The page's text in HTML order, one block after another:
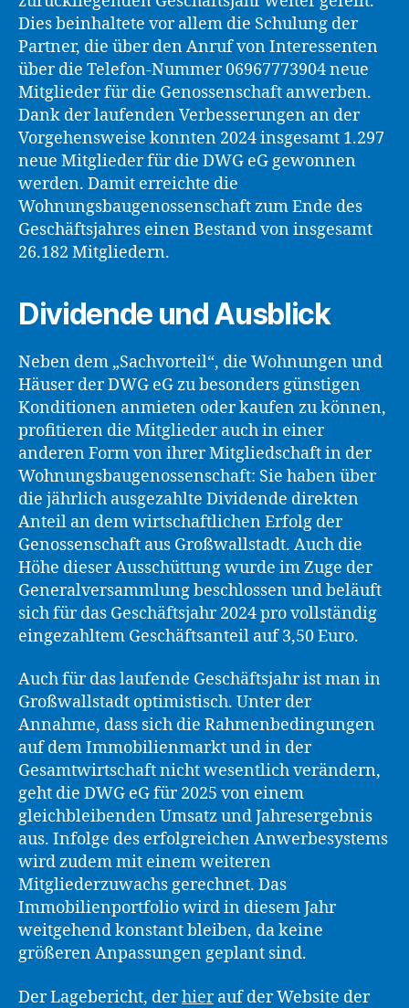
Dies beinhaltete vor allem die Schulung der
Partner, die über den Anruf von Interessenten
über die Telefon-Nummer 06967773904 neue
Mitglieder für die Genossenschaft anwerben.
Dank der laufenden Verbesserungen an der
Vorgehensweise konnten 2024 insgesamt 1.297
neue Mitglieder für die DWG eG gewonnen
werden. Damit erreichte die
Wohnungsbaugenossenschaft zum Ende des
Geschäftsjahres einen Bestand von insgesamt
26.182 Mitgliedern.
Dividende und Ausblick
Neben dem „Sachvorteil“, die Wohnungen und
Häuser der DWG eG zu besonders günstigen
Konditionen anmieten oder kaufen zu können,
profitieren die Mitglieder auch in einer
anderen Form von ihrer Mitgliedschaft in der
Wohnungsbaugenossenschaft: Sie haben über
die jährlich ausgezahlte Dividende direkten
Anteil an dem wirtschaftlichen Erfolg der
Genossenschaft aus Großwallstadt. Auch die
Höhe dieser Ausschüttung wurde im Zuge der
Generalversammlung beschlossen und beläuft
sich für das Geschäftsjahr 2024 pro vollständig
eingezahltem Geschäftsanteil auf 3,50 Euro.
Auch für das laufende Geschäftsjahr ist man in
Großwallstadt optimistisch. Unter der
Annahme, dass sich die Rahmenbedingungen
auf dem Immobilienmarkt und in der
Gesamtwirtschaft nicht wesentlich verändern,
geht die DWG eG für 2025 von einem
gleichbleibenden Umsatz und Jahresergebnis
aus. Infolge des erfolgreichen Anwerbesystems
wird zudem mit einem weiteren
Mitgliederzuwachs gerechnet. Das
Immobilienportfolio wird in diesem Jahr
weitgehend konstant bleiben, da keine
größeren Anpassungen geplant sind.
Der Lagebericht, derhierauf der Website der